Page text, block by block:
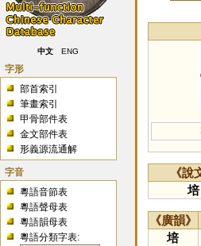
中文 ENG
字形
部首索引
筆畫索引
甲骨部件表
金文部件表
形義源流通解
字音
粵語音節表
粵語聲母表
粵語韻母表
粵語分類字表:
《說
培
《廣韻》
培